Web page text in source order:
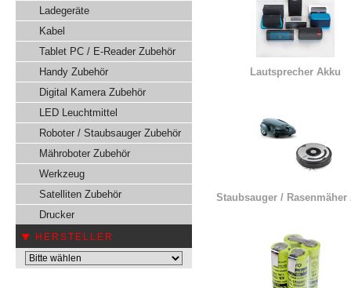
Ladegeräte
Kabel
Tablet PC / E-Reader Zubehör
Handy Zubehör
Digital Kamera Zubehör
LED Leuchtmittel
Roboter / Staubsauger Zubehör
Mähroboter Zubehör
Werkzeug
Satelliten Zubehör
Drucker
HERSTELLER
Lautsprecher Akku
Staubsauger / Rasenmäher